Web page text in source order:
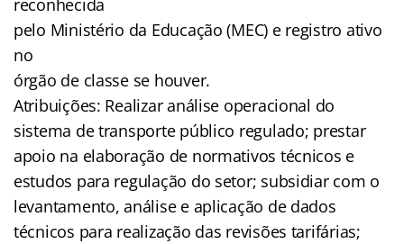
pelo Ministério da Educação (MEC) e registro ativo
no
órgão de classe se houver.
Atribuições: Realizar análise operacional do
sistema de transporte público regulado; prestar
apoio na elaboração de normativos técnicos e
estudos para regulação do setor; subsidiar com o
levantamento, análise e aplicação de dados
técnicos para realização das revisões tarifárias;